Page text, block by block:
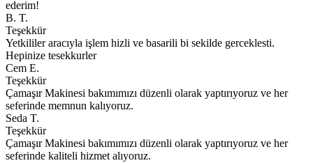
ederim!
B. T.
Teşekkür
Yetkililer aracıyla işlem hizli ve basarili bi sekilde gerceklesti.
Hepinize tesekkurler
Cem E.
Teşekkür
Çamaşır Makinesi bakımımızı düzenli olarak yaptırıyoruz ve her
seferinde memnun kalıyoruz.
Seda T.
Teşekkür
Çamaşır Makinesi bakımımızı düzenli olarak yaptırıyoruz ve her
seferinde kaliteli hizmet alıyoruz.